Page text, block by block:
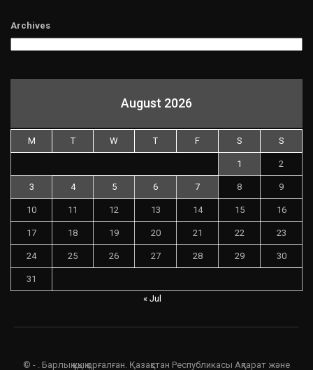
Archives
August 2026
M T W T F S S
1 2
3 4 5 6 7 8 9
10 11 12 13 14 15 16
17 18 19 20 21 22 23
24 25 26 27 28 29 30
31
« Jul
© - . Барлық құқық қорғалған. Қазақстан Республикасы Ақпарат және